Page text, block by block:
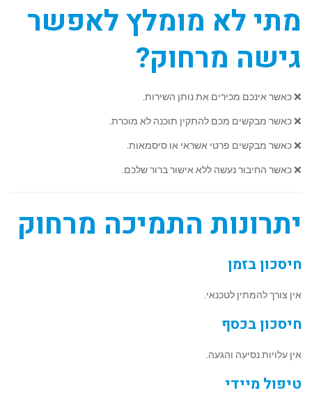
מתי לא מומלץ לאפשר
גישה מרחוק?
❌ כאשר אינכם מכירים את נותן השירות.
❌ כאשר מבקשים מכם להתקין תוכנה לא מוכרת.
❌ כאשר מבקשים פרטי אשראי או סיסמאות.
❌ כאשר החיבור נעשה ללא אישור ברור שלכם.
יתרונות התמיכה מרחוק
חיסכון בזמן
אין צורך להמתין לטכנאי.
חיסכון בכסף
אין עלויות נסיעה והגעה.
טיפול מיידי